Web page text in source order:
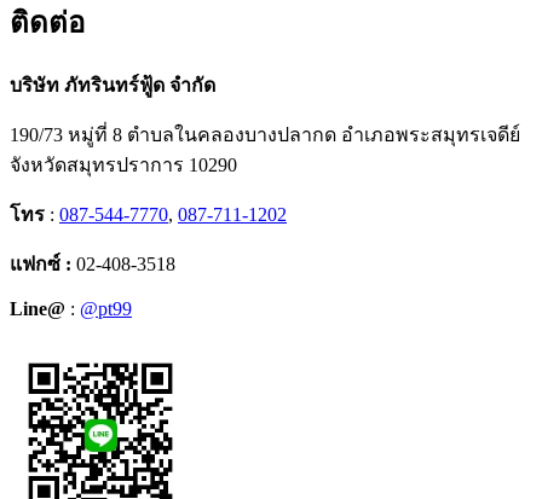
ติดต่อ
บริษัท ภัทรินทร์ฟู้ด จำกัด
190/73 หมู่ที่ 8 ตำบลในคลองบางปลากด อำเภอพระสมุทรเจดีย์
จังหวัดสมุทรปราการ 10290
โทร : 087-544-7770, 087-711-1202
แฟกซ์ : 02-408-3518
Line@ : @pt99